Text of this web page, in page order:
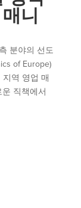
니
분야의 선도
of Europe)
지역 영업 매
직책에서